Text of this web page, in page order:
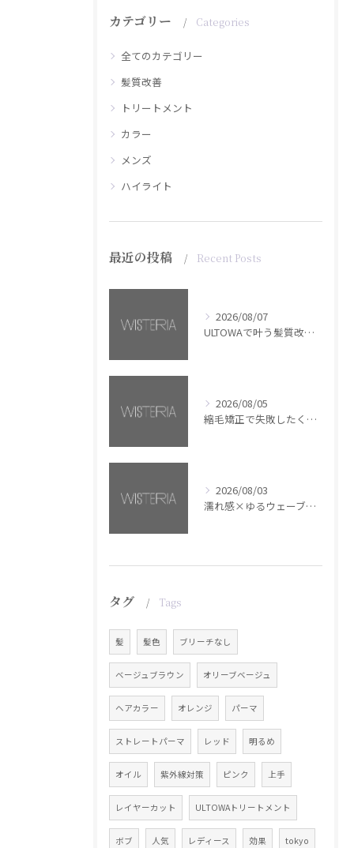
カテゴリー Categories
全てのカテゴリー
髪質改善
トリートメント
カラー
メンズ
ハイライト
最近の投稿 Recent Posts
2026/08/07
ULTOWAで叶う髪質改善美髪カラー【銀座・美容室WISTERIA】
2026/08/05
縮毛矯正で失敗したくない方へ【銀座・美容室WISTERIA】
2026/08/03
濡れ感×ゆるウェーブミディアム【銀座・美容室WISTERIA】
タグ Tags
髪 髪色 ブリーチなし
ベージュブラウン オリーブベージュ
ヘアカラー オレンジ パーマ
ストレートパーマ レッド 明るめ
オイル 紫外線対策 ピンク 上手
レイヤーカット ULTOWAトリートメント
ボブ 人気 レディース 効果 tokyo